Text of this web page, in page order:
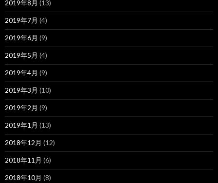
2019年8月 (13)
2019年7月 (4)
2019年6月 (9)
2019年5月 (4)
2019年4月 (9)
2019年3月 (10)
2019年2月 (9)
2019年1月 (13)
2018年12月 (12)
2018年11月 (6)
2018年10月 (8)